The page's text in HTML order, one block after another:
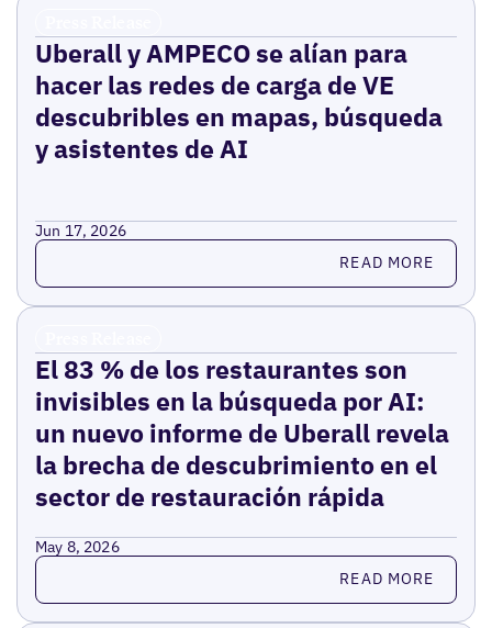
Uberall y AMPECO se alían para
hacer las redes de carga de VE
descubribles en mapas, búsqueda
y asistentes de AI
Jun 17, 2026
Read more READ MORE
El 83 % de los restaurantes son
invisibles en la búsqueda por AI:
un nuevo informe de Uberall revela
la brecha de descubrimiento en el
sector de restauración rápida
May 8, 2026
Read more READ MORE